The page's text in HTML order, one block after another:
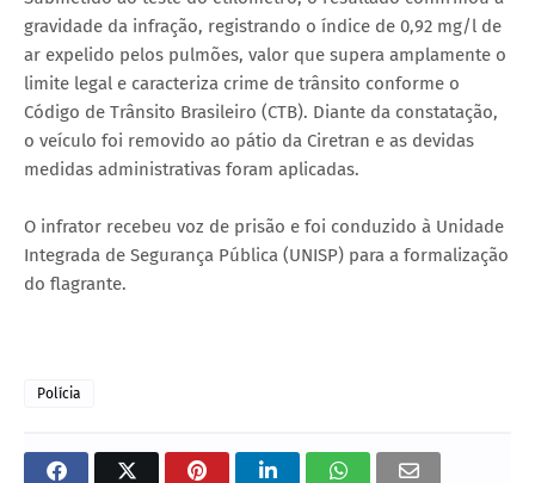
gravidade da infração, registrando o índice de 0,92 mg/l de
ar expelido pelos pulmões, valor que supera amplamente o
limite legal e caracteriza crime de trânsito conforme o
Código de Trânsito Brasileiro (CTB). Diante da constatação,
o veículo foi removido ao pátio da Ciretran e as devidas
medidas administrativas foram aplicadas.
O infrator recebeu voz de prisão e foi conduzido à Unidade
Integrada de Segurança Pública (UNISP) para a formalização
do flagrante.
Polícia